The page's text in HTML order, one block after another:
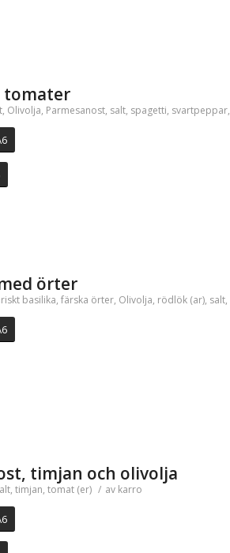
tomater
, Olivolja, Parmesanost, salt, spagetti, svartpeppar,
örter
basilika, färska örter, Olivolja, rödlök (ar), salt,
timjan och olivolja
, timjan, tomat (er) / av karro